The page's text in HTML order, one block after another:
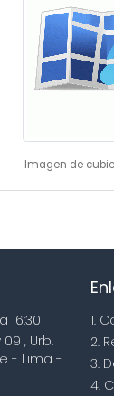
Imagen de
16:30
, Urb.
- Lima -
1.
2.
3.
4.